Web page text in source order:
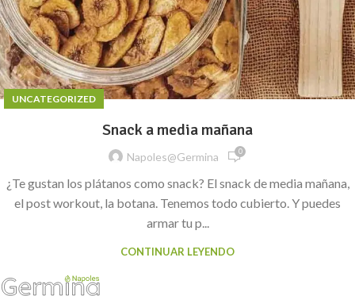
UNCATEGORIZED
Snack a media mañana
Napoles@germina 0
¿Te gustan los plátanos como snack? El snack de media mañana,
el post workout, la botana. Tenemos todo cubierto. Y puedes
armar tu p...
CONTINUAR LEYENDO